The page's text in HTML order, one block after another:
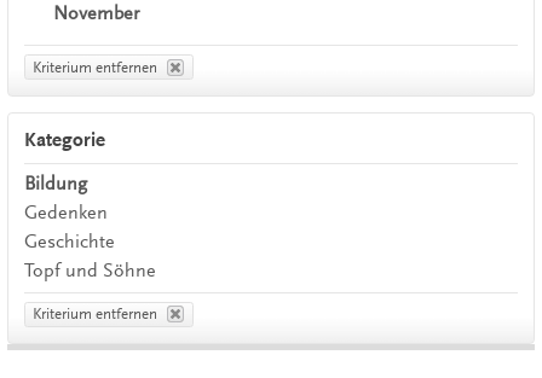
November
Kriterium entfernen
Kategorie
Bildung
Gedenken
Geschichte
Topf und Söhne
Kriterium entfernen